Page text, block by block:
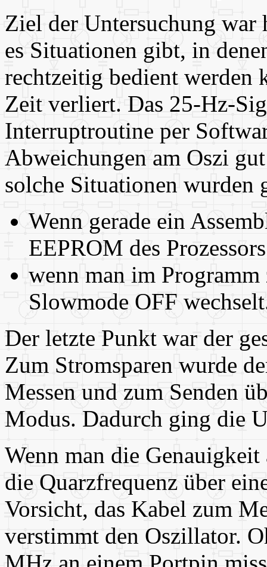
Ziel der Untersuchung war
es Situationen gibt, in
rechtzeitig bedient werden
Zeit verliert. Das 25-Hz-
Interruptroutine per
Abweichungen am Oszi
solche Situationen wurden
Wenn gerade ein
EEPROM des
wenn man im
Slowmode OFF
Der letzte Punkt war der
Zum Stromsparen wurde
Messen und zum Senden
Modus. Dadurch ging die
Wenn man die
die Quarzfrequenz über
Vorsicht, das Kabel zum
verstimmt den Oszillator.